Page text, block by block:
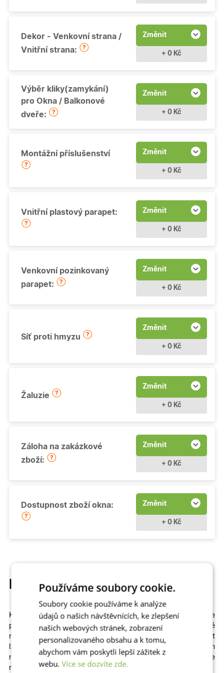
Dekor - Venkovní strana /
Vnitřní strana:
Změnit
+ 0 Kč
Výběr kliky(zamykání)
pro Okna / Balkonové
dveře:
Změnit
+ 0 Kč
Montážní příslušenství Změnit
+ 0 Kč
Vnitřní plastový parapet: Změnit
+ 0 Kč
Venkovní pozinkovaný
parapet:
Změnit
+ 0 Kč
Síť proti hmyzu
Změnit
+ 0 Kč
Žaluzie
Změnit
+ 0 Kč
Záloha na zakázkové
zboží:
Změnit
+ 0 Kč
Dostupnost zboží okna: Změnit
+ 0 Kč
Popis produktu
Kvalitní a cenově dostupnéotevíravéplastové okno si můžete
přizpůsobitna míru. Na výběr máme
různé
rozměry
,prosklení dekory
včetně dřevěných. Zvolit
lze izolační dvojsklo či
trojsklo v kombinaci s teplým
rámečkem
– zkrátka to, co vašemu domu či bytu sedne
nejlépe!
Používáme soubory cookie.
Soubory cookie používáme k analýze
údajů o našich návštěvnících, ke zlepšení
našich webových stránek, zobrazení
personalizovaného obsahu a k tomu,
abychom vám poskytli lepší zážitek z
webu.Více se dozvíte zde.